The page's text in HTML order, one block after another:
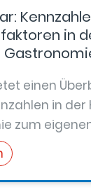
in
einen
in der
zum